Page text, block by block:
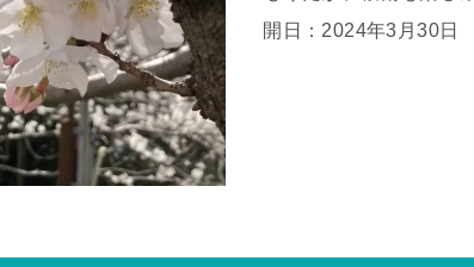
開日：2024年3月30日